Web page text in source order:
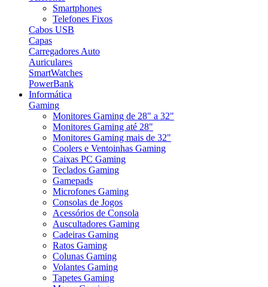
Smartphones
Telefones Fixos
Cabos USB
Capas
Carregadores Auto
Auriculares
SmartWatches
PowerBank
Informática
Gaming
Monitores Gaming de 28" a 32"
Monitores Gaming até 28"
Monitores Gaming mais de 32"
Coolers e Ventoinhas Gaming
Caixas PC Gaming
Teclados Gaming
Gamepads
Microfones Gaming
Consolas de Jogos
Acessórios de Consola
Auscultadores Gaming
Cadeiras Gaming
Ratos Gaming
Colunas Gaming
Volantes Gaming
Tapetes Gaming